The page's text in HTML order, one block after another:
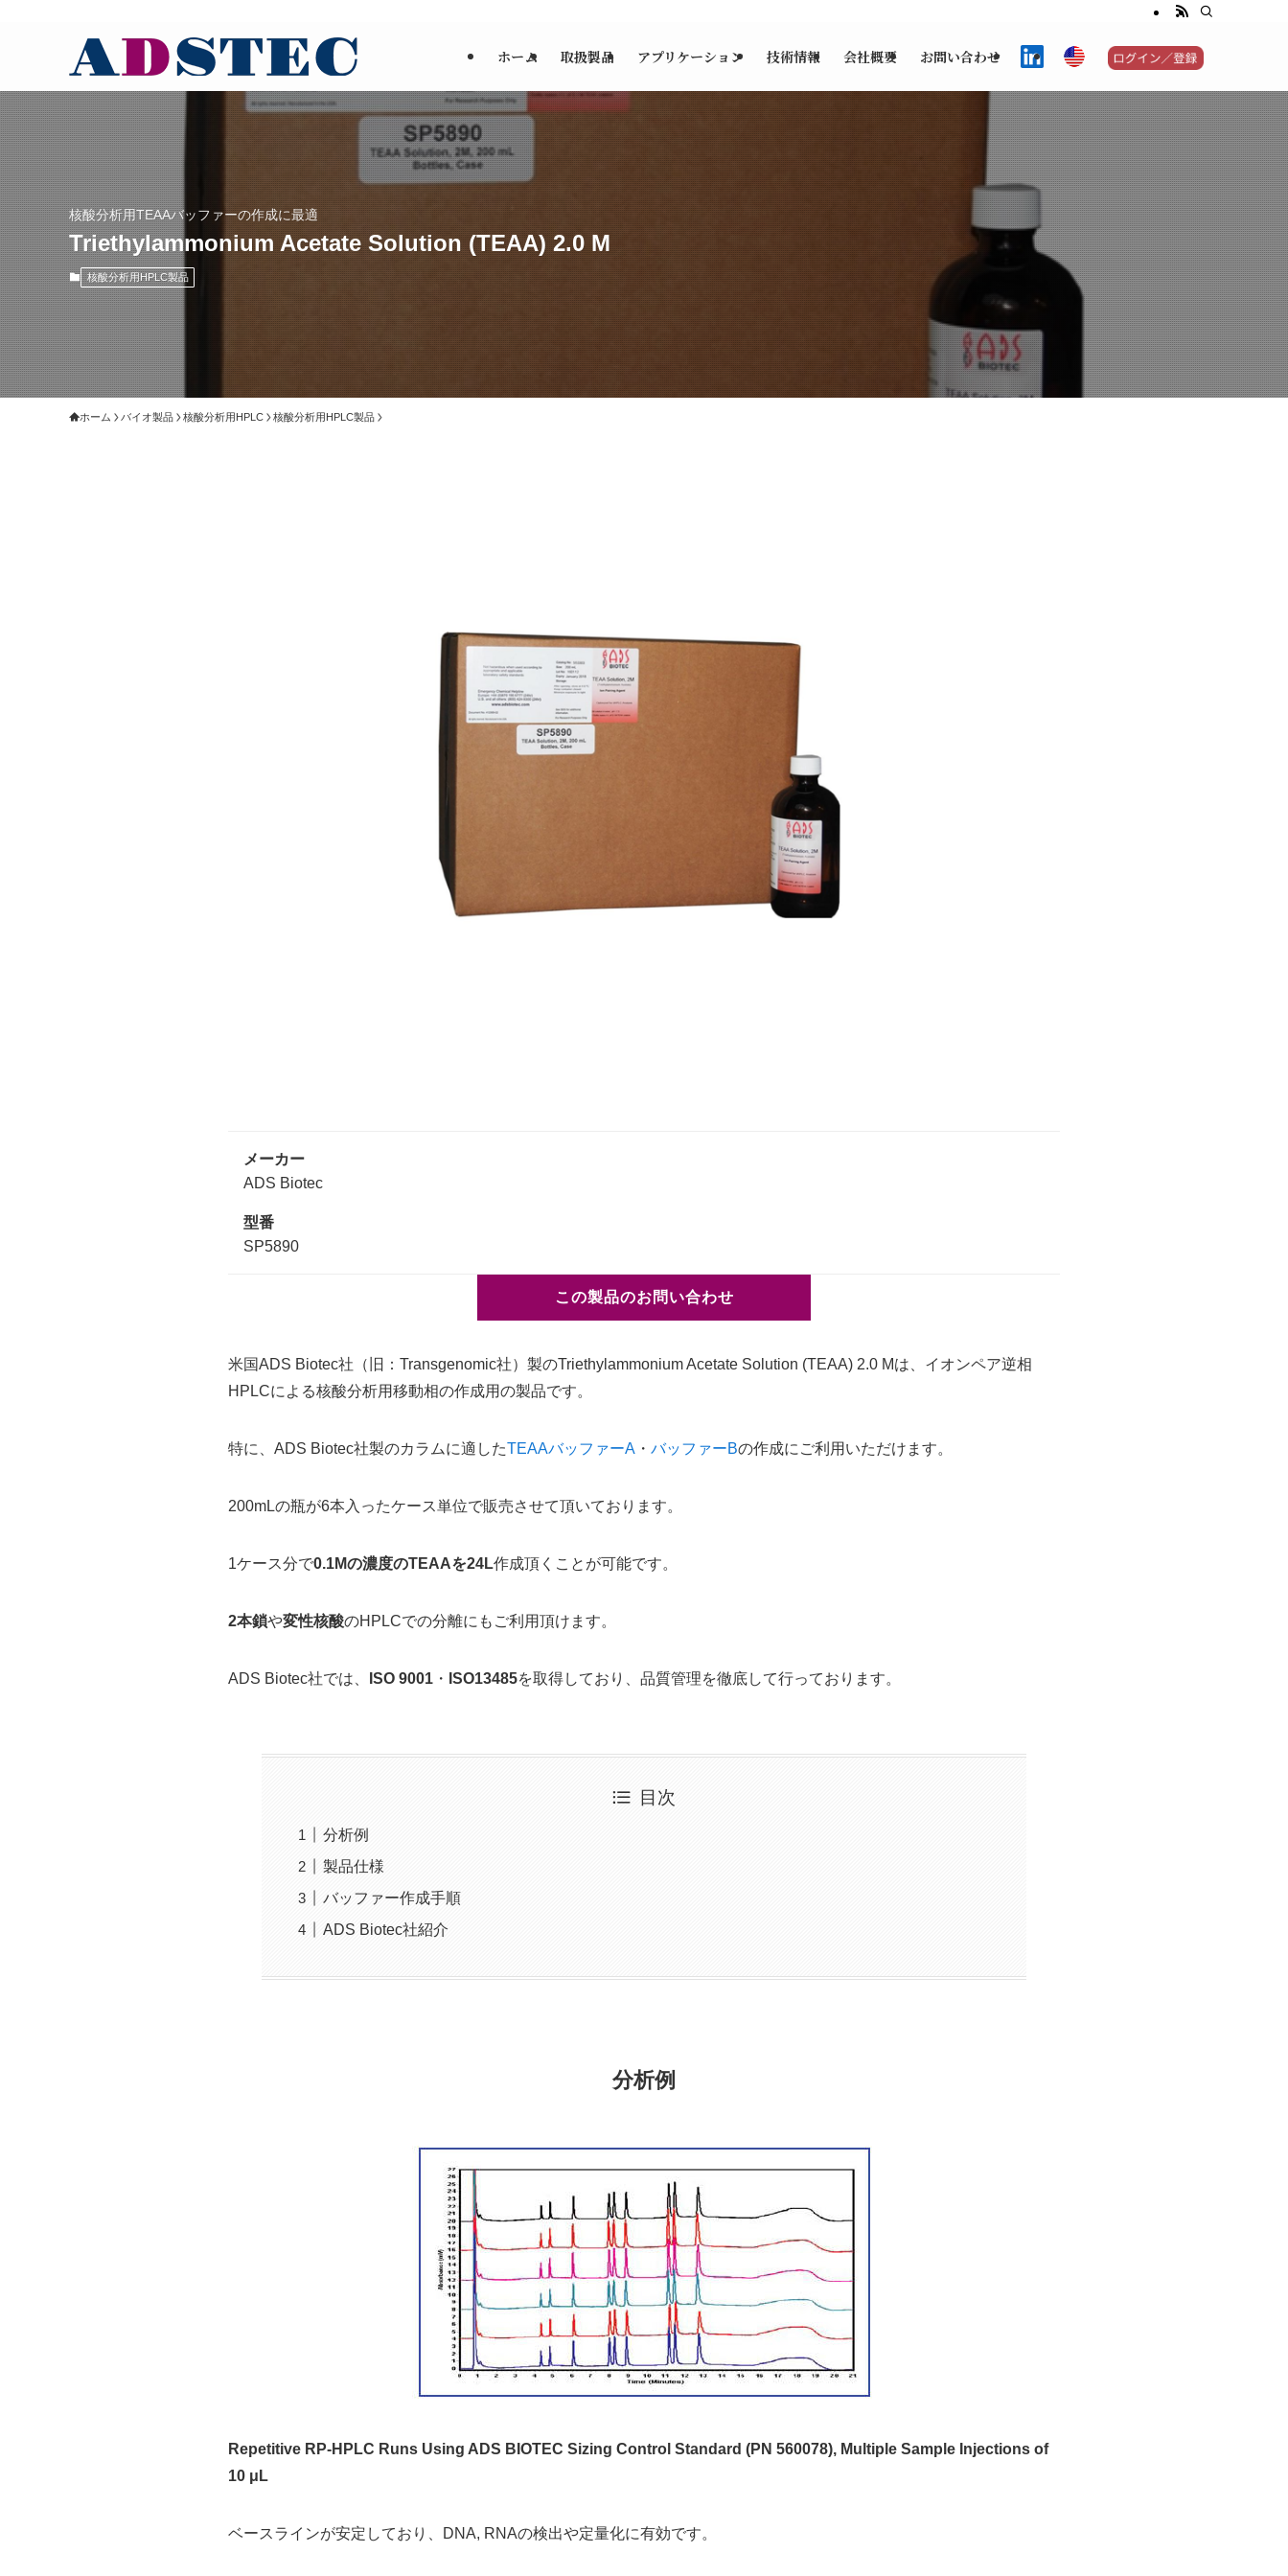
ホーム 取扱製品 アプリケーション 技術情報 会社概要 お問い合わせ
核酸分析用TEAAバッファーの作成に最適
Triethylammonium Acetate Solution (TEAA) 2.0 M
核酸分析用HPLC製品
ホーム バイオ製品 核酸分析用HPLC 核酸分析用HPLC製品
メーカー
ADS Biotec
型番
SP5890
この製品のお問い合わせ
米国ADS Biotec社（旧：Transgenomic社）製のTriethylammonium Acetate Solution (TEAA) 2.0 Mは、イオンペア逆相
HPLCによる核酸分析用移動相の作成用の製品です。
特に、ADS Biotec社製のカラムに適したTEAAバッファーA ・ バッファーBの作成にご利用いただけます。
200mLの瓶が6本入ったケース単位で販売させて頂いております。
1ケース分で0.1Mの濃度のTEAAを24L作成頂くことが可能です。
2本鎖や変性核酸のHPLCでの分離にもご利用頂けます。
ADS Biotec社では、 ISO 9001 ・ ISO13485を取得しており、品質管理を徹底して行っております。
目次
分析例
製品仕様
バッファー作成手順
ADS Biotec社紹介
分析例
Repetitive RP-HPLC Runs Using ADS BIOTEC Sizing Control Standard (PN 560078), Multiple Sample Injections of
10 μL
ベースラインが安定しており、DNA, RNAの検出や定量化に有効です。